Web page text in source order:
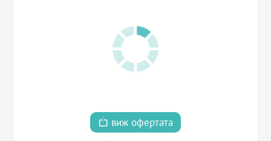
виж офертата